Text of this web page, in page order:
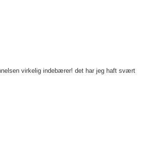
virkelig indebærer! det har jeg haft svært